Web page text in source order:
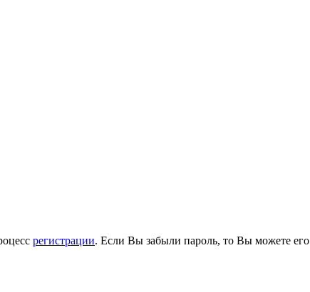
регистрации. Если Вы забыли пароль, то Вы можете его